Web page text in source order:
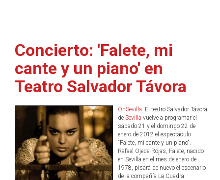
Concierto: 'Falete, mi
cante y un piano' en
Teatro Salvador Távora
OnSevilla. El teatro Salvador Távora
de Sevilla vuelve a programar el
sábado 21 y el domingo 22 de
enero de 2012 el espectáculo
"Falete, mi cante y un piano".
Rafael Ojeda Rojas, Falete, nacido
en Sevilla en el mes de enero de
1978, pisará de nuevo el escenario
de la compañía La Cuadra